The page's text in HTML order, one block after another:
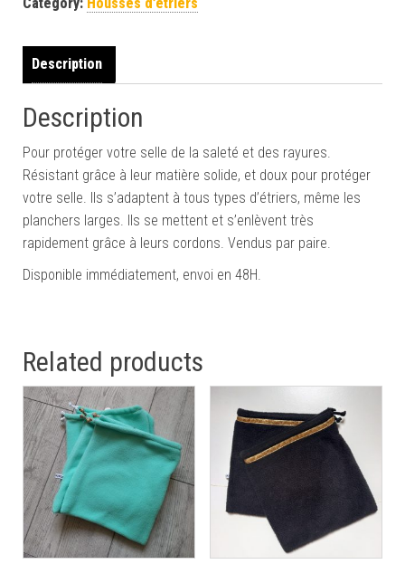
Description
Description
Pour protéger votre selle de la saleté et des rayures.
Résistant grâce à leur matière solide, et doux pour protéger
votre selle. Ils s’adaptent à tous types d’étriers, même les
planchers larges. Ils se mettent et s’enlèvent très
rapidement grâce à leurs cordons. Vendus par paire.
Disponible immédiatement, envoi en 48H.
Related products